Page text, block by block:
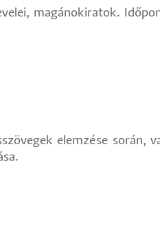
magánokiratok.
elemzése során,